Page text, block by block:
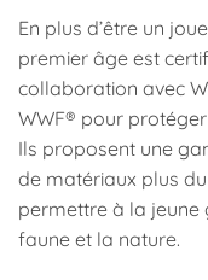
En plus d’être un
premier âge est
collaboration avec
WWF® pour
Ils proposent une
de matériaux plus
permettre à la jeune
faune et la nature.